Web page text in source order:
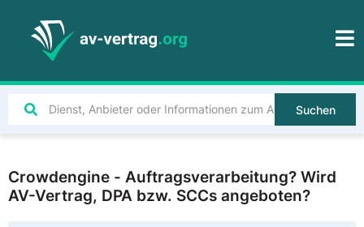
Suchen
Crowdengine - Auftragsverarbeitung? Wird
AV-Vertrag, DPA bzw. SCCs angeboten?